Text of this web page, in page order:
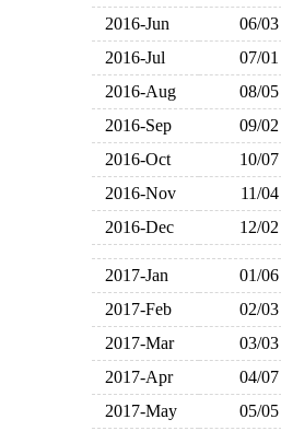
2016-Jun
06/03
2016-Jul
07/01
2016-Aug
08/05
2016-Sep
09/02
2016-Oct
10/07
2016-Nov
11/04
2016-Dec
12/02
2017-Jan 01/06
2017-Feb
02/03
2017-Mar
03/03
2017-Apr
04/07
2017-May
05/05